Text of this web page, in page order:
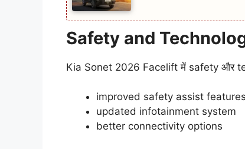
Safety and
Kia Sonet 2026 Facelift में safety और
improved safety assist features
updated infotainment system
better connectivity options